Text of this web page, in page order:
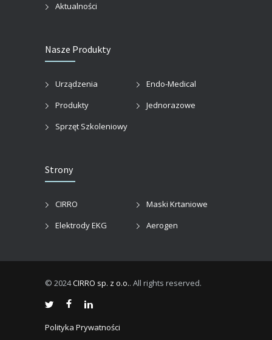
Aktualności
Nasze Produkty
Urządzenia
Endo-Medical
Produkty
Jednorazowe
Sprzęt Szkoleniowy
Strony
CIRRO
Maski Krtaniowe
Elektrody EKG
Aerogen
© 2024CIRRO sp. z o.o.. All rights reserved.
Polityka Prywatności